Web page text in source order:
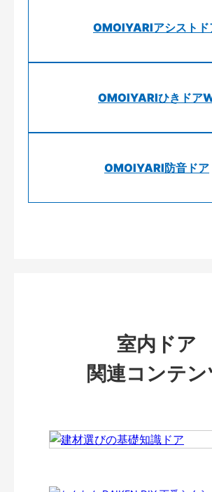
OMOIYARIアシストド
OMOIYARIひきドア
OMOIYARI防音ドア
室内ドア
関連コンテン